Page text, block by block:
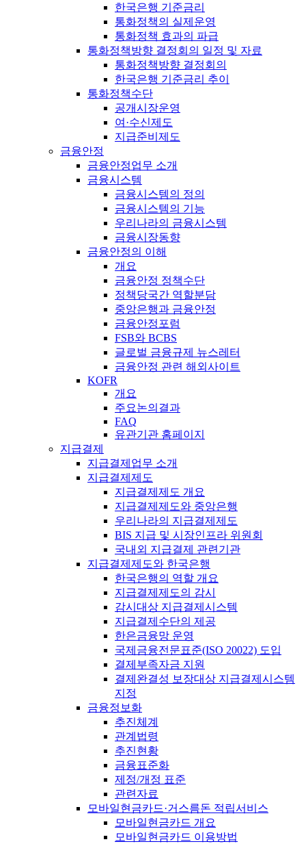
한국은행 기준금리
통화정책의 실제운영
통화정책 효과의 파급
통화정책방향 결정회의 일정 및 자료
통화정책방향 결정회의
한국은행 기준금리 추이
통화정책수단
공개시장운영
여·수신제도
지급준비제도
금융안정
금융안정업무 소개
금융시스템
금융시스템의 정의
금융시스템의 기능
우리나라의 금융시스템
금융시장동향
금융안정의 이해
개요
금융안정 정책수단
정책당국간 역할분담
중앙은행과 금융안정
금융안정포럼
FSB와 BCBS
글로벌 금융규제 뉴스레터
금융안정 관련 해외사이트
KOFR
개요
주요논의결과
FAQ
유관기관 홈페이지
지급결제
지급결제업무 소개
지급결제제도
지급결제제도 개요
지급결제제도와 중앙은행
우리나라의 지급결제제도
BIS 지급 및 시장인프라 위원회
국내외 지급결제 관련기관
지급결제제도와 한국은행
한국은행의 역할 개요
지급결제제도의 감시
감시대상 지급결제시스템
지급결제수단의 제공
한은금융망 운영
국제금융전문표준(ISO 20022) 도입
결제부족자금 지원
결제완결성 보장대상 지급결제시스템
지정
금융정보화
추진체계
관계법령
추진현황
금융표준화
제정/개정 표준
관련자료
모바일현금카드·거스름돈 적립서비스
모바일현금카드 개요
모바일현금카드 이용방법